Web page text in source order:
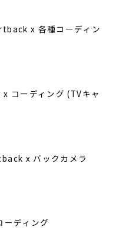
x 各種コーディン
コーディング (TVキャ
x バックカメラ
ディング